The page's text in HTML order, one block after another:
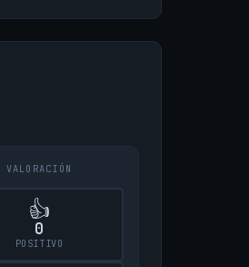
VALORACIÓN
👍
0
POSITIVO